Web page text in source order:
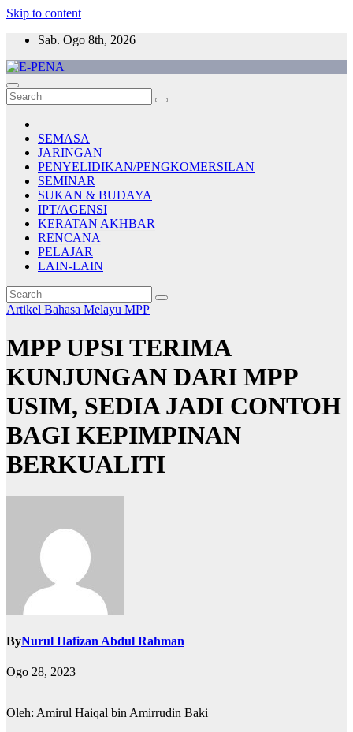
Skip to content
Sab. Ogo 8th, 2026
E-PENA
Berita Digital Terkini
SEMASA
JARINGAN
PENYELIDIKAN/PENGKOMERSILAN
SEMINAR
SUKAN & BUDAYA
IPT/AGENSI
KERATAN AKHBAR
RENCANA
PELAJAR
LAIN-LAIN
Artikel Bahasa Melayu MPP
MPP UPSI TERIMA
KUNJUNGAN DARI MPP
USIM, SEDIA JADI CONTOH
BAGI KEPIMPINAN
BERKUALITI
ByNurul Hafizan Abdul Rahman
Ogo 28, 2023
Oleh: Amirul Haiqal bin Amirrudin Baki